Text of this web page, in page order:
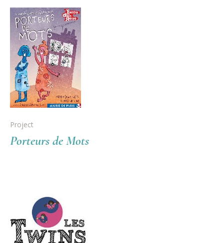
Project
Porteurs de Mots